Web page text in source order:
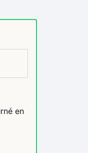
en